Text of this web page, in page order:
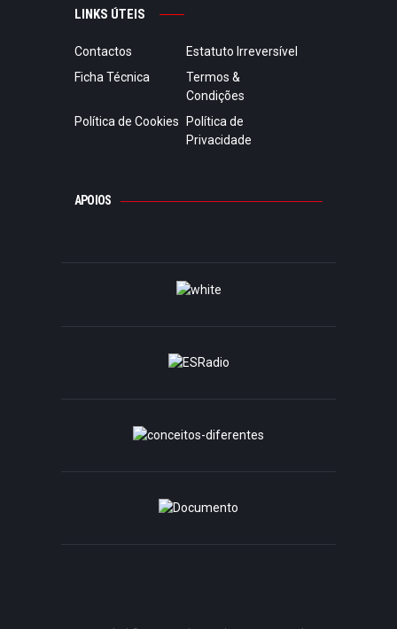
LINKS ÚTEIS
Contactos
Estatuto Irreversível
Ficha Técnica
Termos &
Condições
Política de Cookies
Política de
Privacidade
APOIOS